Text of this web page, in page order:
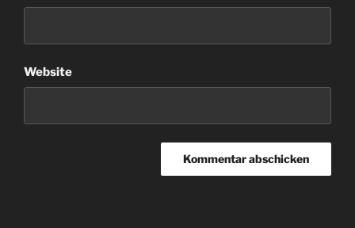
Website